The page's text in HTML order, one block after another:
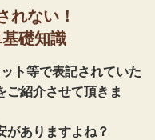
れない！
礎知識
ト等で表記されていた
ご紹介させて頂きま
ありますよね？